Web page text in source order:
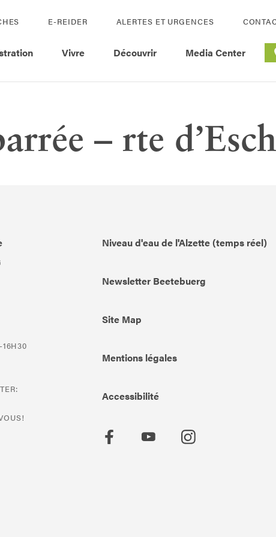
E-REIDER ALERTES ET URGENCES
Vivre Découvrir Media Center
– rte d’Esch
Niveau d'eau de l'Alzette (temps réel)
Newsletter Beetebuerg
Site Map
Mentions légales
Accessibilité